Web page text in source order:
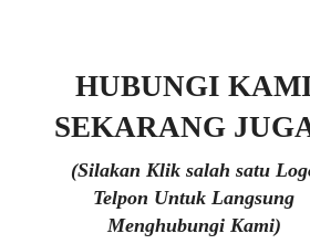
HUBUNGI
SEKARANG
(Silakan Klik salah satu
Telpon Untuk Langsung
Menghubungi Kami)